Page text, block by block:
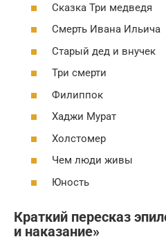
Сказка Три медведя
Смерть Ивана Ильича
Старый дед и внучек
Три смерти
Филиппок
Хаджи Мурат
Холстомер
Чем люди живы
Юность
Краткий пересказ
и наказание»